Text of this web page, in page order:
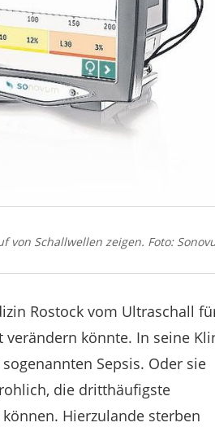
von Schallwellen zeigen. Foto:
Rostock vom Ultraschall
könnte. In seine
Sepsis. Oder sie
die dritthäufigste
Hierzulande sterben